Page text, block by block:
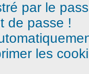
par le
de passe !
les